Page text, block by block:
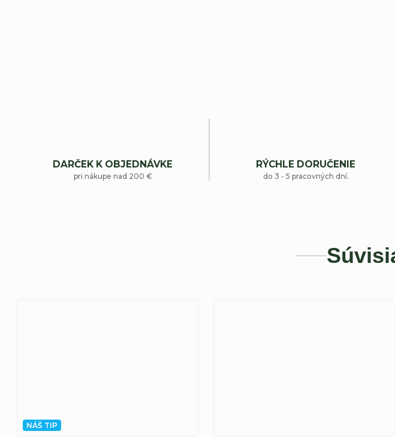
DARČEK K OBJEDNÁVKE
pri nákupe nad 200 €
RÝCHLE DORUČENIE
do 3 - 5 pracovných dní.
NÁŠ TIP